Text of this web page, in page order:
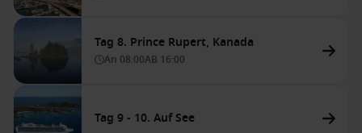
Tag 8. Prince Rupert, Kanada
An 08:00AB 16:00
Tag 9 - 10. Auf See